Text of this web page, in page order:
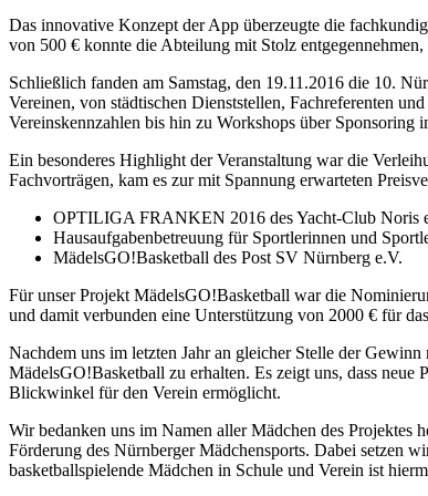
Das innovative Konzept der App überzeugte die
von 500 € konnte die Abteilung mit Stolz
Schließlich fanden am Samstag, den 19.11.2016 die 10.
Vereinen, von städtischen Dienststellen, Fachreferenten
Vereinskennzahlen bis hin zu Workshops über Sponsoring
Ein besonderes Highlight der Veranstaltung war die
Fachvorträgen, kam es zur mit Spannung erwarteten
OPTILIGA FRANKEN 2016 des Yacht-Club Noris
Hausaufgabenbetreuung für Sportlerinnen und
MädelsGO!Basketball des Post SV Nürnberg e.V.
Für unser Projekt MädelsGO!Basketball war die
und damit verbunden eine Unterstützung von 2000 € für
Nachdem uns im letzten Jahr an gleicher Stelle der
MädelsGO!Basketball zu erhalten. Es zeigt uns, dass
Blickwinkel für den Verein ermöglicht.
Wir bedanken uns im Namen aller Mädchen des Projektes
Förderung des Nürnberger Mädchensports. Dabei setzen
basketballspielende Mädchen in Schule und Verein ist